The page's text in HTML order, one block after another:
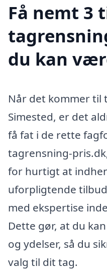
Få nemt 3
du kan
Når det kommer til
Simested, er det
få fat i de rette
tagrensning-
for hurtigt at
uforpligtende
med ekspertise
Dette gør, at du
og ydelser, så du
valg til dit tag.